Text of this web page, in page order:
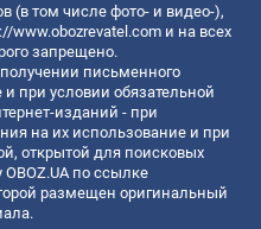
(в том числе фото- и видео-),
www.obozrevatel.com и на всех
запрещено.
письменного
при условии обязательной
изданий - при
на их использование и при
открытой для поисковых
по ссылке
размещен оригинальный